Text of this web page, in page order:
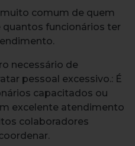
comum de quem
quantos funcionários ter
necessário de
pessoal excessivo.: É
capacitados ou
excelente atendimento
colaboradores